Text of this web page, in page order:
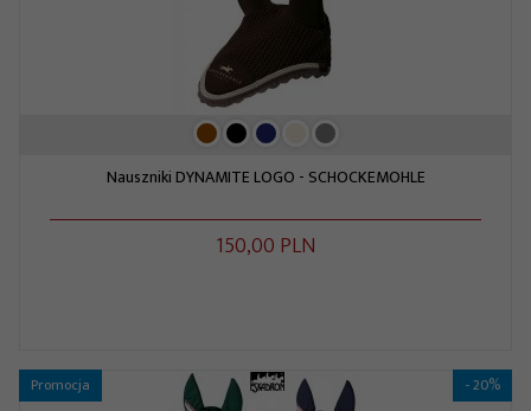
Nauszniki DYNAMITE LOGO - SCHOCKEMOHLE
150,00 PLN
Promocja - 20%